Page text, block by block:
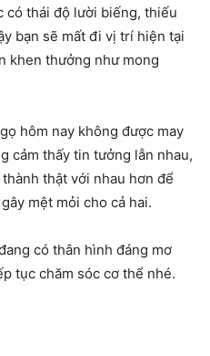
có thái độ lười biếng, thiếu
bạn sẽ mất đi vị trí hiện tại
khen thưởng như mong
hôm nay không được may
cảm thấy tin tưởng lẫn nhau,
thật với nhau hơn để
mệt mỏi cho cả hai.
có thân hình đáng mơ
tục chăm sóc cơ thể nhé.